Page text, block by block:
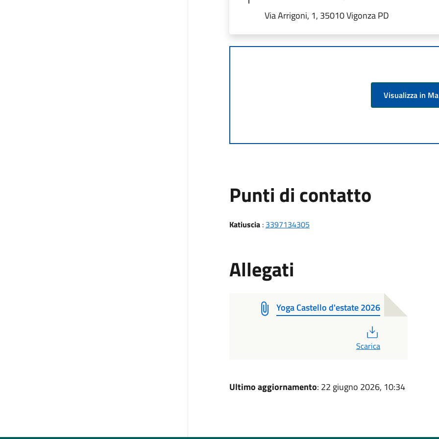
Via Arrigoni, 1, 35010 Vigonza PD
Visualizza in
Punti di contatto
Katiuscia : 3397134305
Allegati
Yoga Castello d'estate 2026
Scarica
Ultimo aggiornamento: 22 giugno 2026, 10:34